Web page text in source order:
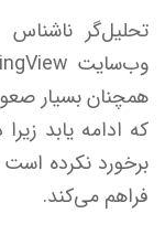
همچنان بسیار
که ادامه یابد
برخورد نکرده
فراهم می‌کند.